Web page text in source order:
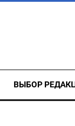
ВЫБОР